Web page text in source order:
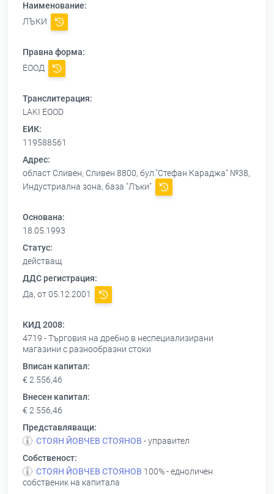
Наименование:
ЛЪКИ
Правна форма:
ЕООД
Транслитерация:
LAKI EOOD
ЕИК:
119588561
Адрес:
област Сливен, Сливен 8800, бул."Стефан Караджа" №38,
Индустриална зона, база "Лъки"
Основана:
18.05.1993
Статус:
действащ
ДДС регистрация:
Да, от 05.12.2001
КИД 2008:
4719 - Търговия на дребно в неспециализирани
магазини с разнообразни стоки
Вписан капитал:
€ 2 556,46
Внесен капитал:
€ 2 556,46
Представляващи:
СТОЯН ЙОВЧЕВ СТОЯНОВ - управител
Собственост:
СТОЯН ЙОВЧЕВ СТОЯНОВ 100% - едноличен
собственик на капитала